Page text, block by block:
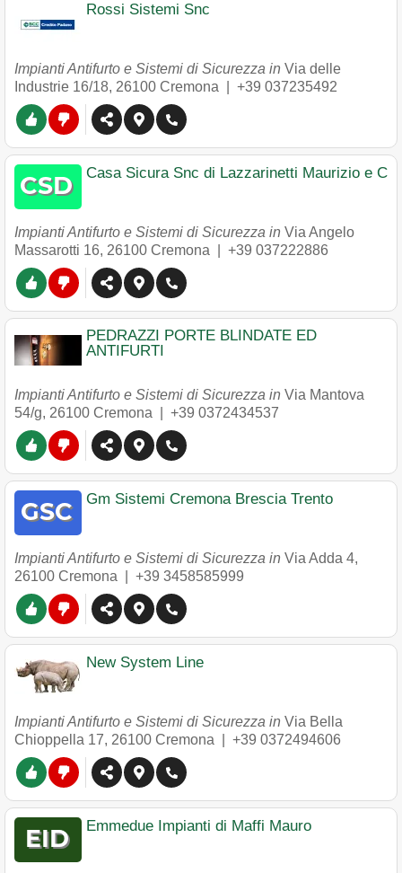
Rossi Sistemi Snc
Impianti Antifurto e Sistemi di Sicurezza in Via delle
Industrie 16/18, 26100 Cremona +39 037235492
Casa Sicura Snc di Lazzarinetti Maurizio e C
Impianti Antifurto e Sistemi di Sicurezza in Via Angelo
Massarotti 16, 26100 Cremona +39 037222886
PEDRAZZI PORTE BLINDATE ED
ANTIFURTI
Impianti Antifurto e Sistemi di Sicurezza in Via Mantova
54/g, 26100 Cremona +39 0372434537
Gm Sistemi Cremona Brescia Trento
Impianti Antifurto e Sistemi di Sicurezza in Via Adda 4,
26100 Cremona +39 3458585999
New System Line
Impianti Antifurto e Sistemi di Sicurezza in Via Bella
Chioppella 17, 26100 Cremona +39 0372494606
Emmedue Impianti di Maffi Mauro